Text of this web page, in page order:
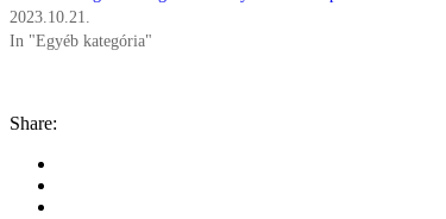
2023.10.21.
In "Egyéb kategória"
Share: